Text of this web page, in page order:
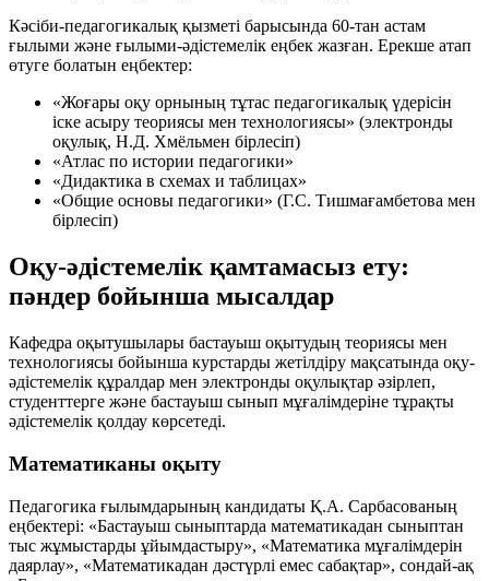
Кәсіби-педагогикалық қызметі барысында 60-тан астам
ғылыми және ғылыми-әдістемелік еңбек жазған. Ерекше атап
өтуге болатын еңбектер:
«Жоғары оқу орнының тұтас педагогикалық үдерісін
іске асыру теориясы мен технологиясы» (электронды
оқулық, Н.Д. Хмёльмен бірлесіп)
«Атлас по истории педагогики»
«Дидактика в схемах и таблицах»
«Общие основы педагогики» (Г.С. Тишмағамбетова мен
бірлесіп)
Оқу-әдістемелік қамтамасыз ету:
пәндер бойынша мысалдар
Кафедра оқытушылары бастауыш оқытудың теориясы мен
технологиясы бойынша курстарды жетілдіру мақсатында оқу-
әдістемелік құралдар мен электронды оқулықтар әзірлеп,
студенттерге және бастауыш сынып мұғалімдеріне тұрақты
әдістемелік қолдау көрсетеді.
Математиканы оқыту
Педагогика ғылымдарының кандидаты Қ.А. Сарбасованың
еңбектері: «Бастауыш сыныптарда математикадан сыныптан
тыс жұмыстарды ұйымдастыру», «Математика мұғалімдерін
даярлау», «Математикадан дәстүрлі емес сабақтар», сондай-ақ